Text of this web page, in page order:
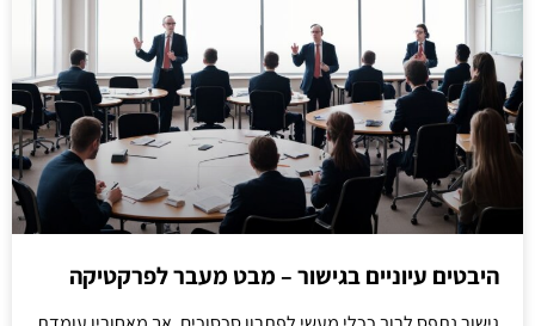
היבטים עיוניים בגישור – מבט מעבר לפרקטיקה